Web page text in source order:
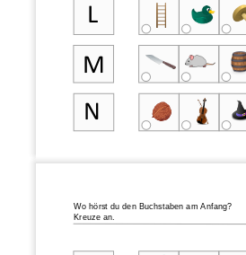
L
M
N
Wo hörst du den Buchstaben am Anfang?
Kreuze an.